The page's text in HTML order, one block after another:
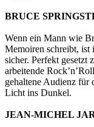
BRUCE
Wenn ein Mann wie
Memoiren schreibt, ist
sicher. Perfekt gesetzt
arbeitende
gehaltene Audienz für
Licht ins Dunkel.
JEAN-MICHEL